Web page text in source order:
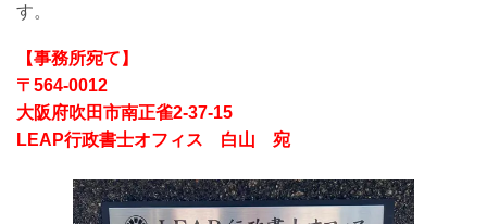
す。
【事務所宛て】
〒564-0012
大阪府吹田市南正雀2-37-15
LEAP行政書士オフィス 白山 宛